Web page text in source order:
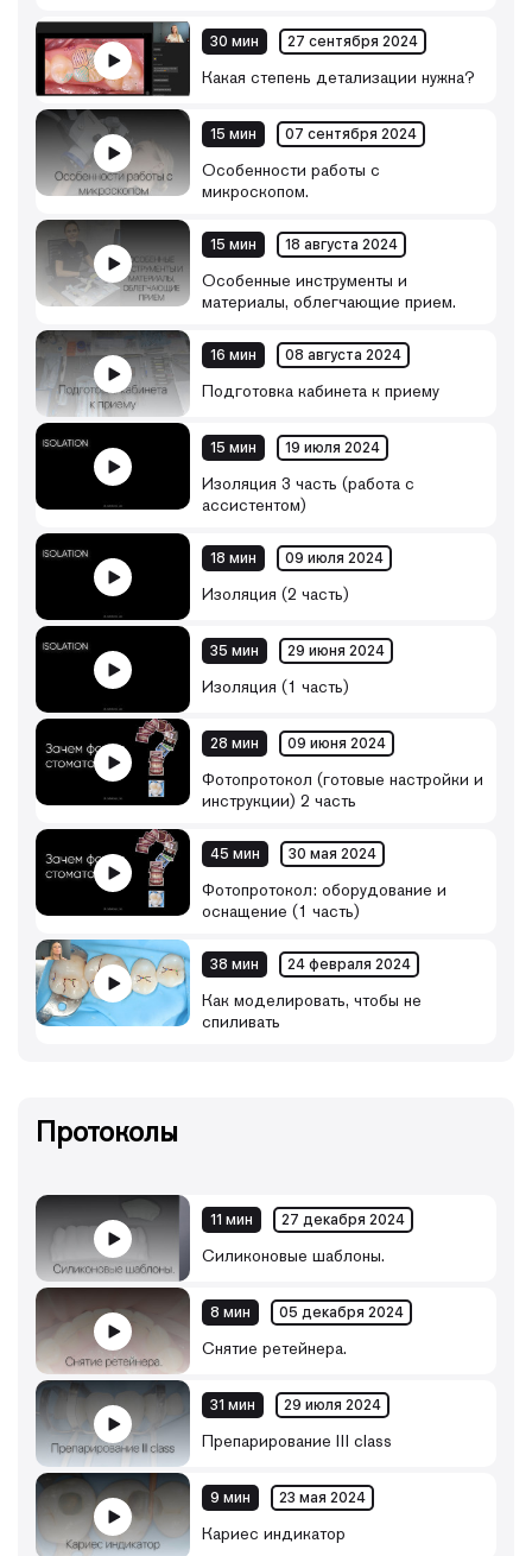
30 мин 27 сентября 2024
Какая степень детализации нужна?
15 мин 07 сентября 2024
Особенности работы с
микроскопом.
15 мин 18 августа 2024
Особенные инструменты и
материалы, облегчающие прием.
16 мин 08 августа 2024
Подготовка кабинета к приему
15 мин 19 июля 2024
Изоляция 3 часть (работа с
ассистентом)
18 мин 09 июля 2024
Изоляция (2 часть)
35 мин 29 июня 2024
Изоляция (1 часть)
28 мин 09 июня 2024
Фотопротокол (готовые настройки и
инструкции) 2 часть
45 мин 30 мая 2024
Фотопротокол: оборудование и
оснащение (1 часть)
38 мин 24 февраля 2024
Как моделировать, чтобы не
спиливать
Протоколы
11 мин 27 декабря 2024
Силиконовые шаблоны.
8 мин 05 декабря 2024
Снятие ретейнера.
31 мин 29 июля 2024
Препарирование III class
9 мин 23 мая 2024
Кариес индикатор